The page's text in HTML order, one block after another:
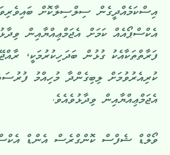
އިސްކަމެއްދީގެން ސިލްސިލާކޮށް
އެކްސްޕޯއެއް ކަމަށް އެޖަމްޢިއްޔާއިން
ފަރާތްތަކާއެކު ގުޅުން ބަދަހިކުރުމަކީ،
ކުރިއެރުވުމަށް ލިބިގެންދާ މުހިއްމު
އެޖަމްޢިއްޔާއިން ވިދާޅުވެއެވެ.
ވޯލްޑް ޝެފްސް ކޮންގްރެސް އެންޑް